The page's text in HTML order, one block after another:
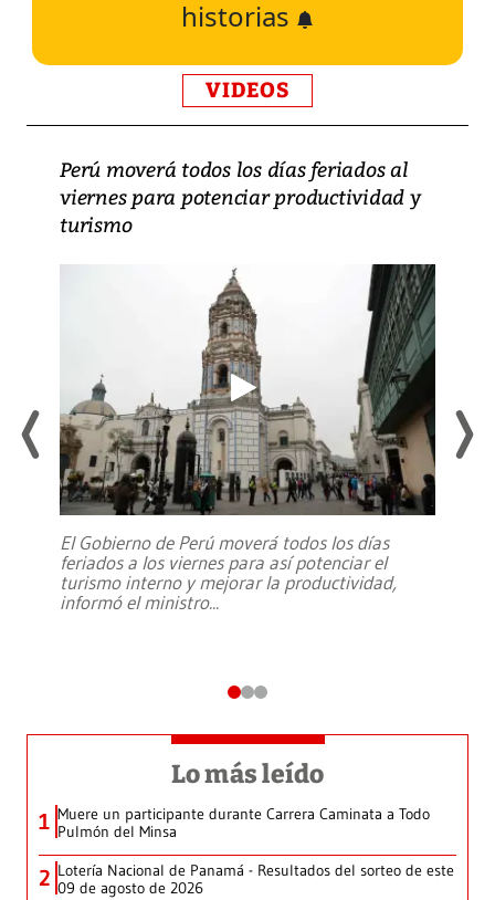
historias
VIDEOS
Perú moverá todos los días feriados al
viernes para potenciar productividad y
turismo
El Gobierno de Perú moverá todos los días
feriados a los viernes para así potenciar el
turismo interno y mejorar la productividad,
informó el ministro...
Lo más leído
1 Muere un participante durante Carrera Caminata a Todo
Pulmón del Minsa
2 Lotería Nacional de Panamá - Resultados del sorteo de este
09 de agosto de 2026